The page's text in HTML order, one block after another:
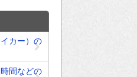
カー）の
間などの